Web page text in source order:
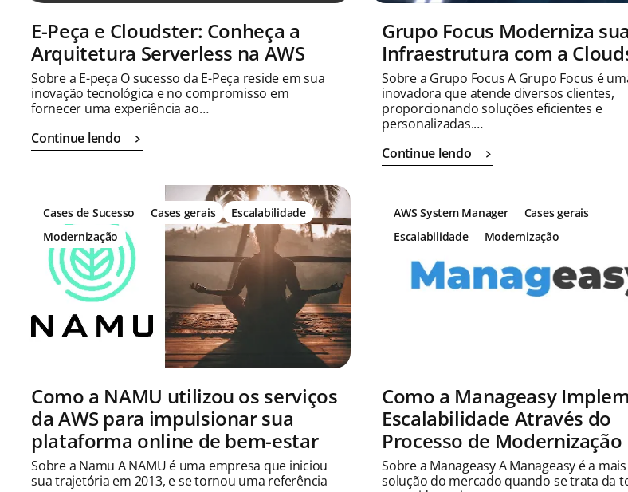
E-Peça e Cloudster: Conheça a
Arquitetura Serverless na AWS
Sobre a E-peça O sucesso da E-Peça reside em sua
inovação tecnológica e no compromisso em
fornecer uma experiência ao…
Continue lendo
Grupo Focus Moderniza sua
Infraestrutura com a
Sobre a Grupo Focus A Grupo Focus é
inovadora que atende diversos clientes,
proporcionando soluções eficientes e
personalizadas.…
Continue lendo
Cases de Sucesso Cases gerais
Escalabilidade
Modernização
Como a NAMU utilizou os serviços
da AWS para impulsionar sua
plataforma online de bem-estar
Sobre a Namu A NAMU é uma empresa que iniciou
sua trajetória em 2013, e se tornou uma referência
AWS System Manager
Cases gerais
Escalabilidade
Modernização
Como a Manageasy
Escalabilidade Através do
Processo de Modernização
Sobre a Manageasy A Manageasy é a
solução do mercado quando se trata da